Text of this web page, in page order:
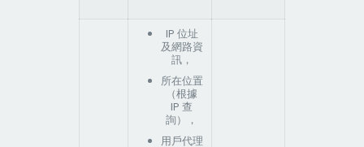
IP 位址
及網路資
訊，
所在位置
（根據
IP 查
詢），
用戶代理